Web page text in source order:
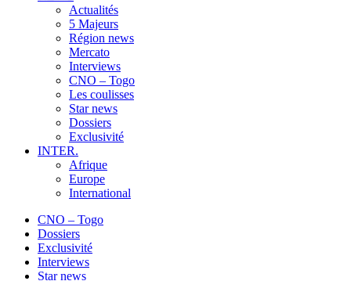
Actualités
5 Majeurs
Région news
Mercato
Interviews
CNO – Togo
Les coulisses
Star news
Dossiers
Exclusivité
INTER.
Afrique
Europe
International
CNO – Togo
Dossiers
Exclusivité
Interviews
Star news